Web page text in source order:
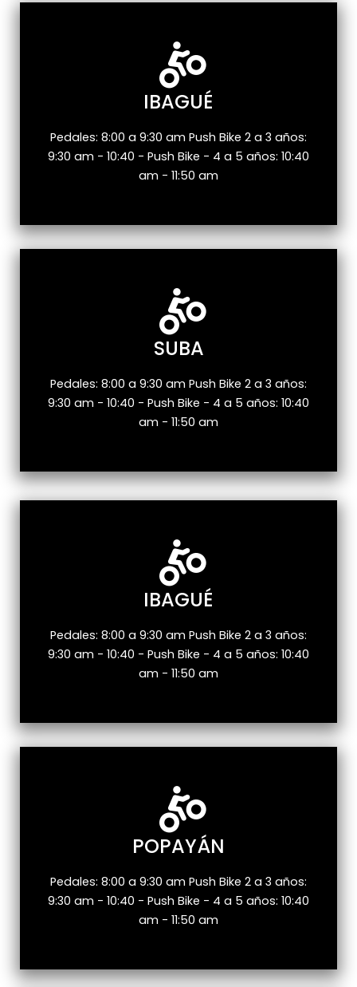
IBAGUÉ
Pedales: 8:00 a 9:30 am Push Bike 2 a 3 años:
9:30 am - 10:40 - Push Bike - 4 a 5 años: 10:40
am - 11:50 am
SUBA
Pedales: 8:00 a 9:30 am Push Bike 2 a 3 años:
9:30 am - 10:40 - Push Bike - 4 a 5 años: 10:40
am - 11:50 am
IBAGUÉ
Pedales: 8:00 a 9:30 am Push Bike 2 a 3 años:
9:30 am - 10:40 - Push Bike - 4 a 5 años: 10:40
am - 11:50 am
POPAYÁN
Pedales: 8:00 a 9:30 am Push Bike 2 a 3 años:
9:30 am - 10:40 - Push Bike - 4 a 5 años: 10:40
am - 11:50 am